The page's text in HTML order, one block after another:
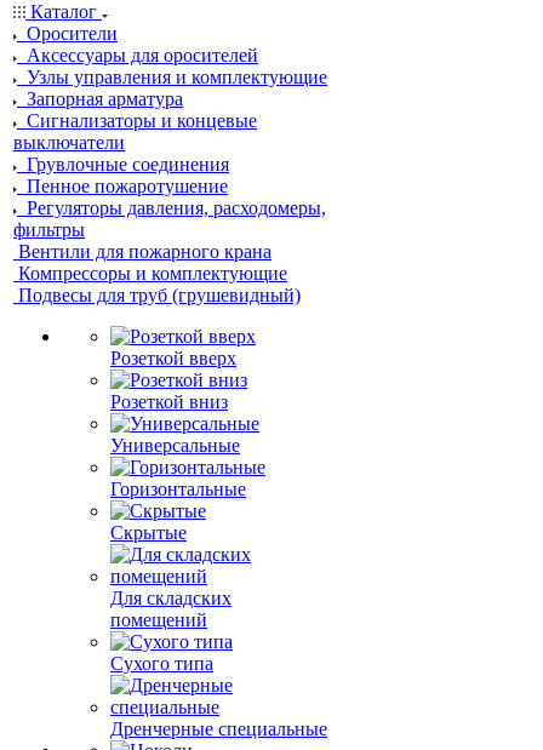
Каталог
Оросители
Аксессуары для оросителей
Узлы управления и комплектующие
Запорная арматура
Сигнализаторы и концевые
выключатели
Грувлочные соединения
Пенное пожаротушение
Регуляторы давления, расходомеры,
фильтры
Вентили для пожарного крана
Компрессоры и комплектующие
Подвесы для труб (грушевидный)
Розеткой вверх
Розеткой вниз
Универсальные
Горизонтальные
Скрытые
Для складских
помещений
Сухого типа
Дренчерные специальные